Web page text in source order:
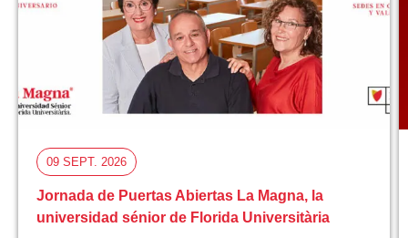
09 SEPT. 2026
Jornada de Puertas Abiertas La Magna, la
universidad sénior de Florida Universitària